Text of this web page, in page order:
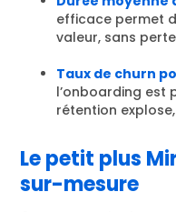
efficace permet
valeur, sans
Taux de churn
l’onboarding est
rétention
Le petit plus
sur-mesure